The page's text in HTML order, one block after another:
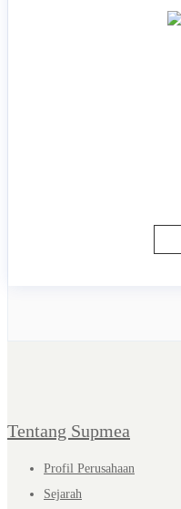
Tentang Supmea
Profil Perusahaan
Sejarah